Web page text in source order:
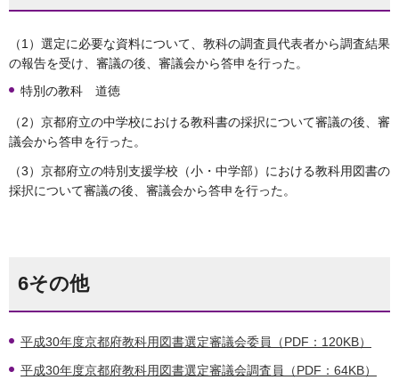
（1）選定に必要な資料について、教科の調査員代表者から調査結果
の報告を受け、審議の後、審議会から答申を行った。
特別の教科 道徳
（2）京都府立の中学校における教科書の採択について審議の後、審
議会から答申を行った。
（3）京都府立の特別支援学校（小・中学部）における教科用図書の
採択について審議の後、審議会から答申を行った。
6その他
平成30年度京都府教科用図書選定審議会委員（PDF：120KB）
平成30年度京都府教科用図書選定審議会調査員（PDF：64KB）